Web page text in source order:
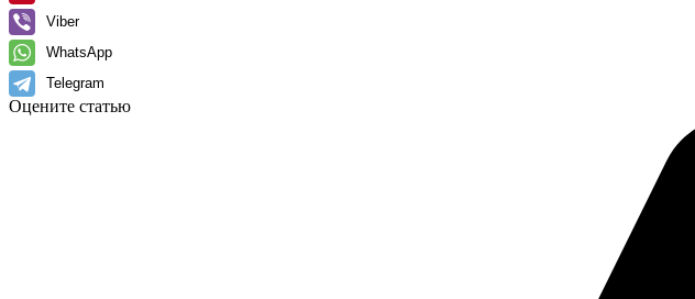
Viber
WhatsApp
Telegram
Оцените статью